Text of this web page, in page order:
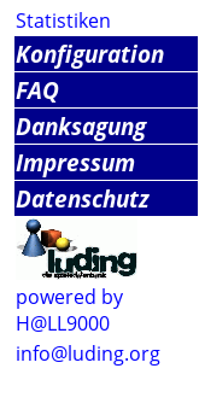
Statistiken
Konfiguration
FAQ
Danksagung
Impressum
Datenschutz
powered by
H@LL9000
info@luding.org